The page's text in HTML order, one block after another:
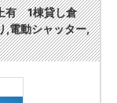
有 1棟貸し倉
電動シャッター,